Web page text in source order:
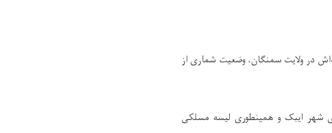
در ولایت سمنگان، وضعیت شماری از
شهر ایبک و همینطوری لیسه مسلکی